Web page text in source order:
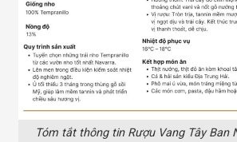
Tóm tắt thông tin Rượu Vang Tây Ban